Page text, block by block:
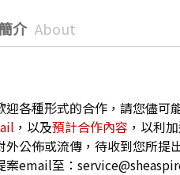
介 About
迎各種形式的合作，請您儘可
，以及預計合作內容 ，以利
外公佈或流傳，待收到您所提
案email至：